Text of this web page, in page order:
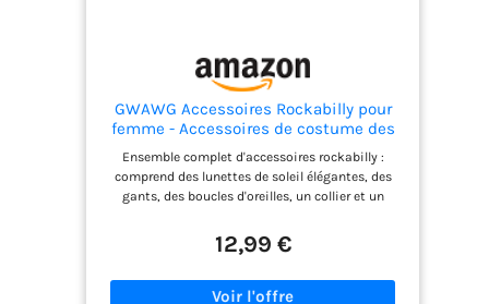
GWAWG Accessoires Rockabilly pour
femme - Accessoires de costume des
années 50 - Bijoux vintage, gants,
lunettes, boucles d'oreilles et bandeau
pour carnaval, Halloween et fêtes rétro
Ensemble complet d'accessoires rockabilly :
comprend des lunettes de soleil élégantes, des
gants, des boucles d'oreilles, un collier et un
femmes et les tenues vintage pour les femmes
lors de fêtes à thème. Ensemble complet
de soleil élégantes, des gants, des boucles
12,99 €